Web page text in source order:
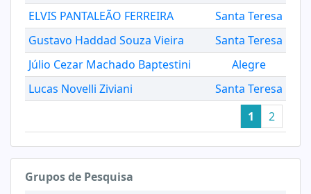
ELVIS PANTALEÃO FERREIRA
Santa Teresa
Gustavo Haddad Souza Vieira
Santa Teresa
Júlio Cezar Machado Baptestini
Alegre
Lucas Novelli Ziviani
Santa Teresa
1
2
Grupos de Pesquisa